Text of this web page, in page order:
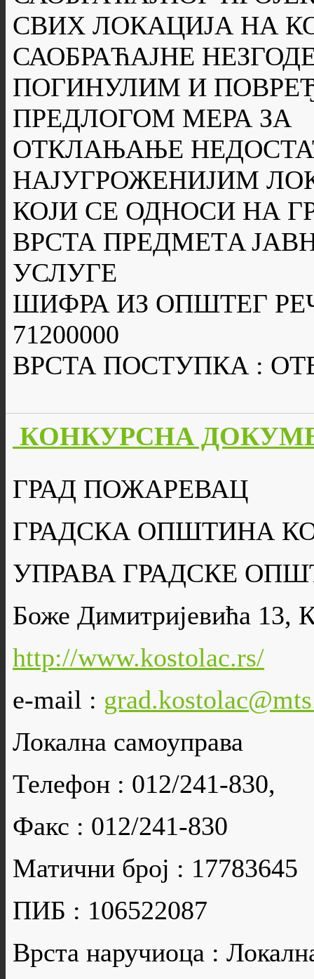
СВИХ ЛОКАЦИЈА НА
САОБРАЋАЈНЕ
ПОГИНУЛИМ И
ПРЕДЛОГОМ МЕРА ЗА
ОТКЛАЊАЊЕ
НАЈУГРОЖЕНИЈИМ
КОЈИ СЕ ОДНОСИ НА
ВРСТА ПРЕДМЕТA
УСЛУГЕ
ШИФРА ИЗ ОПШТЕГ
71200000
ВРСТА ПОСТУПКА :
КОНКУРСНА
ГРАД ПОЖАРЕВАЦ
ГРАДСКА ОПШТИНА
УПРАВА ГРАДСКЕ
Боже Димитријевића 13,
http://www.kostolac.rs/
e-mail :
Локална самоуправа
Телефон : 012/241-830,
Факс : 012/241-830
Матични број : 17783645
ПИБ : 106522087
Врста наручиоца :